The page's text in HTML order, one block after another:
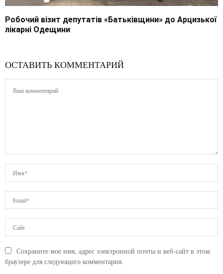
Робочий візит депутатів «Батьківщини» до Арцизької
лікарні Одещини
ОСТАВИТЬ КОММЕНТАРИЙ
Сохраните мое имя, адрес электронной почты и веб-сайт в этом
браузере для следующего комментария.